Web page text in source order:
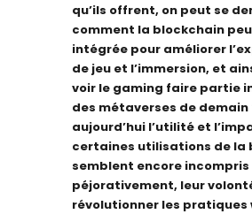
qu’ils offrent, on peut se
comment la blockchain
intégrée pour améliorer
de jeu et l’immersion, et
voir le gaming faire partie
des métaverses de demain
aujourd’hui l’utilité et
certaines utilisations de la
semblent encore
péjorativement, leur
révolutionner les pratiques